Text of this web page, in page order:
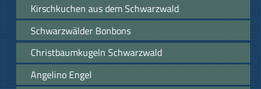
Kirschkuchen aus dem Schwarzwald
Schwarzwälder Bonbons
Christbaumkugeln Schwarzwald
Angelino Engel